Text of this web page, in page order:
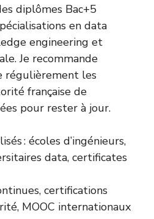
diplômes Bac+5
en data
engineering et
Je recommande
régulièrement les
française de
pour rester à jour.
: écoles d’ingénieurs,
data, certificates
certifications
MOOC internationaux